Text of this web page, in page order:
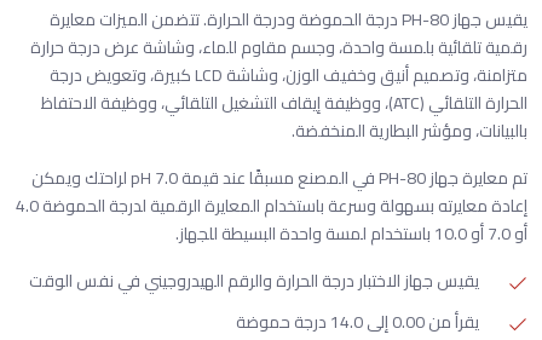
يقيس جهاز PH-80 درجة الحموضة ودرجة الحرارة. تتضمن الميزات معايرة
رقمية تلقائية بلمسة واحدة، وجسم مقاوم للماء، وشاشة عرض درجة حرارة
متزامنة، وتصميم أنيق وخفيف الوزن، وشاشة LCD كبيرة، وتعويض درجة
الحرارة التلقائي (ATC)، ووظيفة إيقاف التشغيل التلقائي، ووظيفة الاحتفاظ
بالبيانات، ومؤشر البطارية المنخفضة.
تم معايرة جهاز PH-80 في المصنع مسبقًا عند قيمة pH 7.0 لراحتك ويمكن
إعادة معايرته بسهولة وسرعة باستخدام المعايرة الرقمية لدرجة الحموضة 4.0
أو 7.0 أو 10.0 باستخدام لمسة واحدة البسيطة للجهاز.
يقيس جهاز الاختبار درجة الحرارة والرقم الهيدروجيني في نفس الوقت
يقرأ من 0.00 إلى 14.0 درجة حموضة